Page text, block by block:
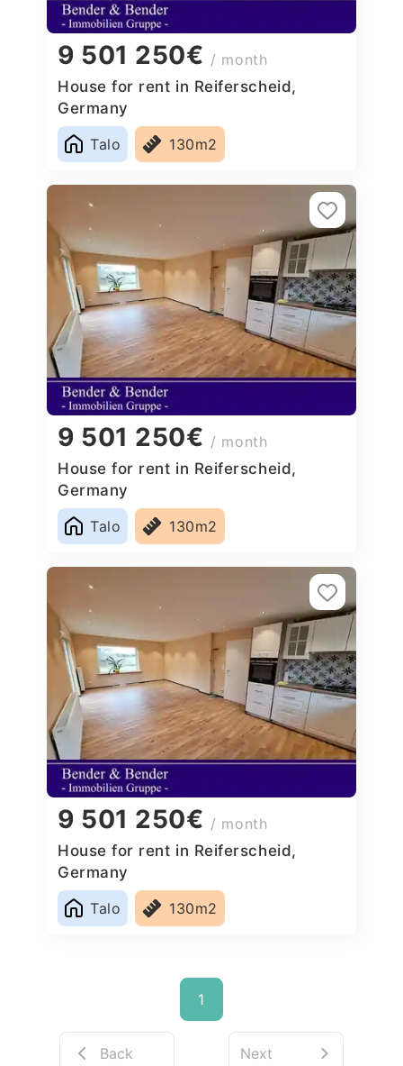
9 501 250€ / month
House for rent in Reiferscheid,
Germany
Talo
130m2
9 501 250€ / month
House for rent in Reiferscheid,
Germany
Talo
130m2
9 501 250€ / month
House for rent in Reiferscheid,
Germany
Talo
130m2
1
Back Next